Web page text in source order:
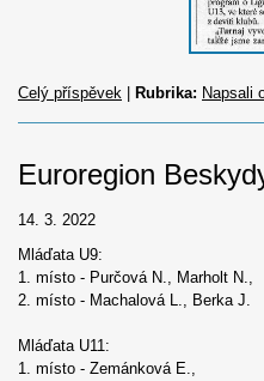
Celý příspěvek Rubrika: Napsali
Euroregion
14. 3. 2022
Mláďata U9:
1. místo - Purčová N., Marholt N.,
2. místo - Machalová L., Berka J.
Mláďata U11:
1. místo - Zemánková E.,